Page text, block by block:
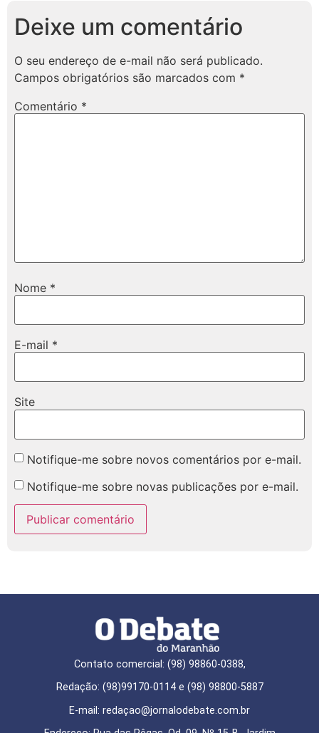
Deixe um comentário
O seu endereço de e-mail não será publicado.
Campos obrigatórios são marcados com *
Comentário *
Nome *
E-mail *
Site
Notifique-me sobre novos comentários por e-mail.
Notifique-me sobre novas publicações por e-mail.
Contato comercial: (98) 98860-0388,
Redação: (98)99170-0114 e (98) 98800-5887
E-mail: redaçao@jornalodebate.com.br